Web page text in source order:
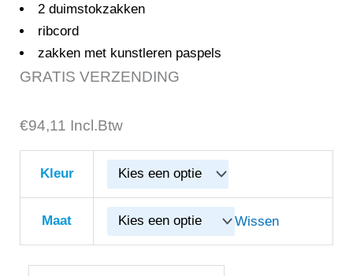
2 duimstokzakken
ribcord
zakken met kunstleren paspels
GRATIS VERZENDING
€94,11 Incl.Btw
Kleur
Maat Wissen
FHB
20008
CORD
Broek